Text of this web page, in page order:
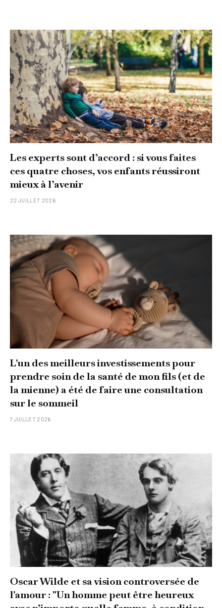
Les experts sont d’accord : si vous faites
ces quatre choses, vos enfants réussiront
mieux à l’avenir
22 JUILLET 2026
L'un des meilleurs investissements pour
prendre soin de la santé de mon fils (et de
la mienne) a été de faire une consultation
sur le sommeil
7 JUILLET 2026
Oscar Wilde et sa vision controversée de
l'amour : "Un homme peut être heureux